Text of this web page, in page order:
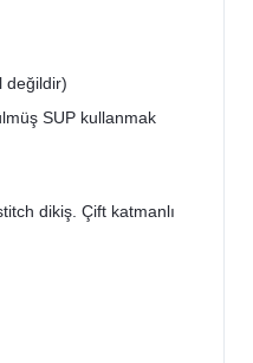
değildir)
SUP kullanmak
dikiş. Çift katmanlı